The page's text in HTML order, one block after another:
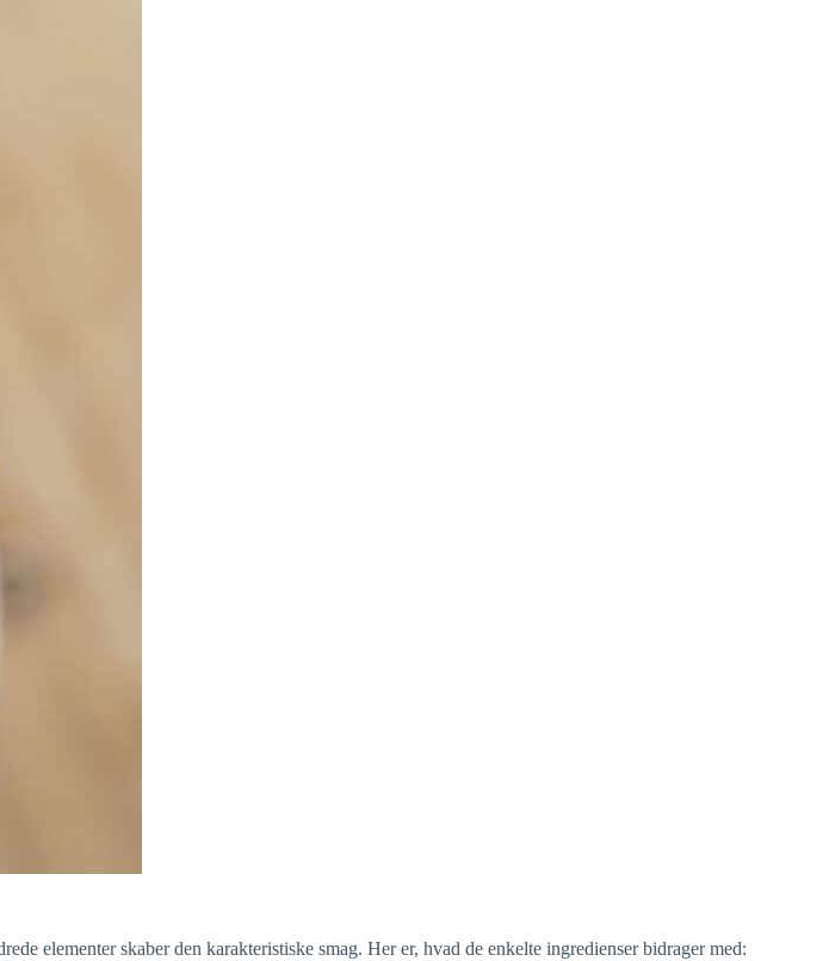
elementer skaber den karakteristiske smag. Her er, hvad de enkelte ingredienser bidrager med: